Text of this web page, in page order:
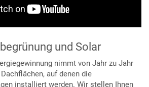
und Solar
nimmt von Jahr zu Jahr
auf denen die
installiert werden. Wir stellen Ihnen